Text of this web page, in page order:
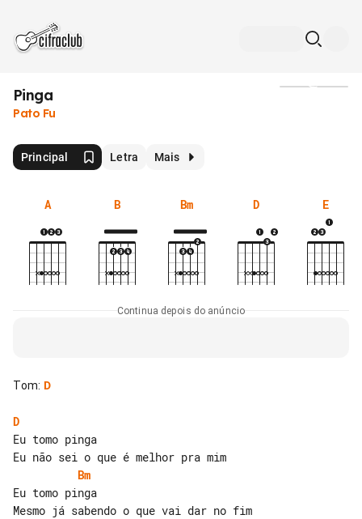
Pinga
Pato Fu
Principal Letra Mais
A B Bm D E
Continua depois do anúncio
Tom: D
D
Eu tomo pinga
Bm
Eu tomo pinga